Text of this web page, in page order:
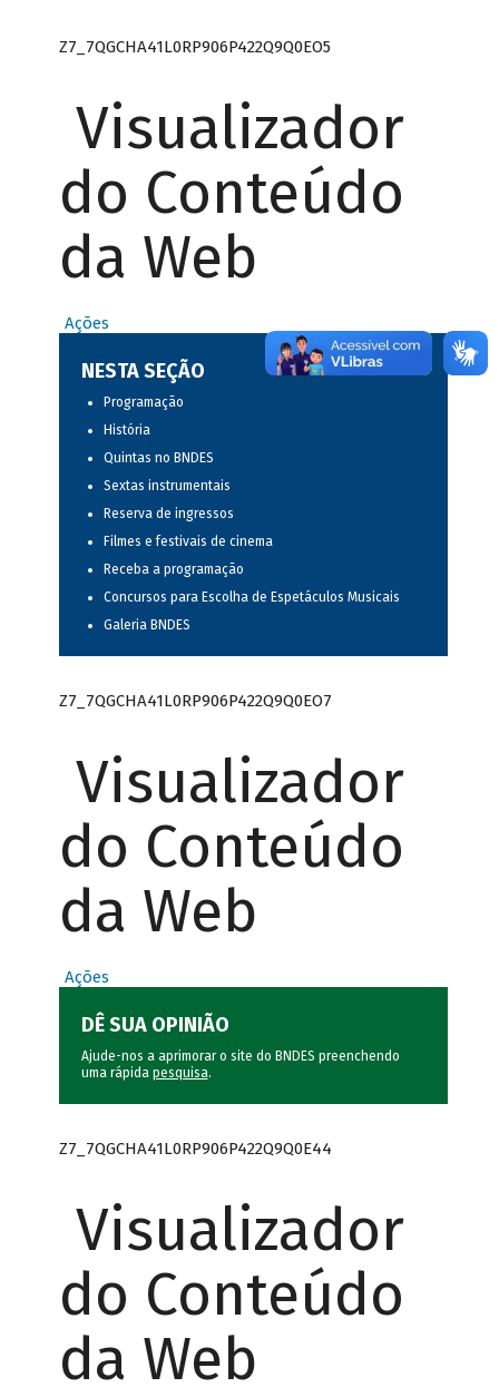
Z7_7QGCHA41L0RP906P422Q9Q0EO5
Visualizador
do Conteúdo
da Web
Ações
NESTA SEÇÃO
Programação
História
Quintas no BNDES
Sextas instrumentais
Reserva de ingressos
Filmes e festivais de cinema
Receba a programação
Concursos para Escolha de Espetáculos Musicais
Galeria BNDES
Z7_7QGCHA41L0RP906P422Q9Q0EO7
Visualizador
do Conteúdo
da Web
Ações
DÊ SUA OPINIÃO
Ajude-nos a aprimorar o site do BNDES preenchendo
uma rápida pesquisa.
Z7_7QGCHA41L0RP906P422Q9Q0E44
Visualizador
do Conteúdo
da Web